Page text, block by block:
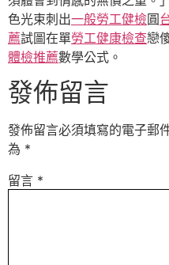
色光束刺出一般勞工健檢圓
薦試圖在單勞工健康檢查戀
體檢推薦數學公式。
發佈留言
發佈留言必須填寫的電子郵
為 *
留言 *